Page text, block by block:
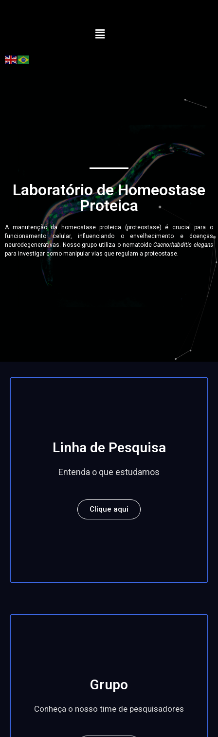
Laboratório de Homeostase
Proteica
A manutenção da homeostase proteica (proteostase) é crucial para o
funcionamento celular, influenciando o envelhecimento e doenças
neurodegenerativas. Nosso grupo utiliza o nematoideCaenorhabditis elegans
para investigar como manipular vias que regulam a proteostase.
Linha de Pesquisa
Entenda o que estudamos
Clique aqui
Grupo
Conheça o nosso time de pesquisadores